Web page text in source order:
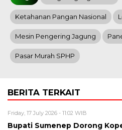
Ketahanan Pangan Nasional
Mesin Pengering Jagung
Pasar Murah SPHP
BERITA TERKAIT
Friday, 17 July 2026 - 11:02 WIB
Bupati Sumenep Dorong